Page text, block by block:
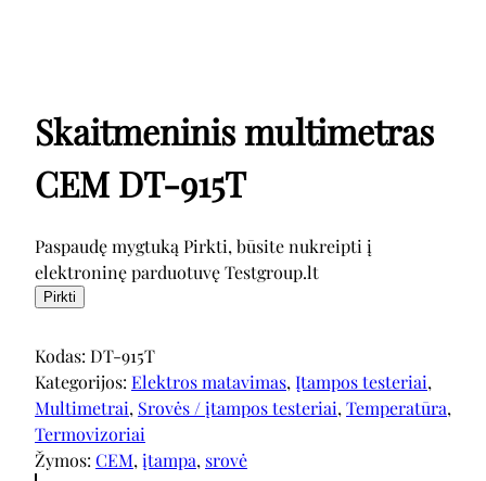
Skaitmeninis multimetras
CEM DT-915T
Paspaudę mygtuką Pirkti, būsite nukreipti į
elektroninę parduotuvę Testgroup.lt
Pirkti
Kodas: DT-915T
Kategorijos: Elektros matavimas, Įtampos testeriai
Multimetrai, Srovės / įtampos testeriai, Temperatūra
Termovizoriai
Žymos: CEM, įtampa, srovė